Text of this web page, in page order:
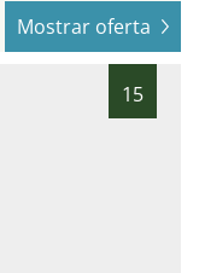
Mostrar oferta
15